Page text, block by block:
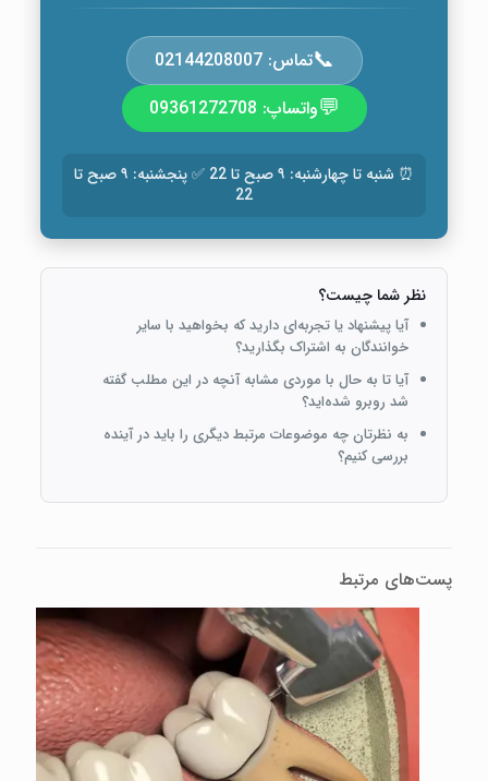
📞تماس: 02144208007
💬واتساپ: 09361272708
⏰ شنبه تا چهارشنبه: ۹ صبح تا 22 ✅ پنجشنبه: ۹ صبح تا
22
نظر شما چیست؟
آیا پیشنهاد یا تجربه‌ای دارید که بخواهید با سایر
خوانندگان به اشتراک بگذارید؟
آیا تا به حال با موردی مشابه آنچه در این مطلب گفته
شد روبرو شده‌اید؟
به نظرتان چه موضوعات مرتبط دیگری را باید در آینده
بررسی کنیم؟
پست‌های مرتبط